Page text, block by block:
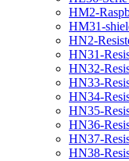
HM2-
HM31-
HN2-
HN31-
HN32-
HN33-
HN34-
HN35-
HN36-
HN37-
HN38-